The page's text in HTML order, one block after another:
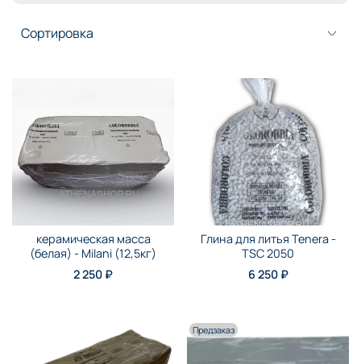
керамическая масса
(белая) - Milani (12,5кг)
2 250 ₽
Глина для литья Tenera -
TSC 2050
6 250 ₽
Предзаказ